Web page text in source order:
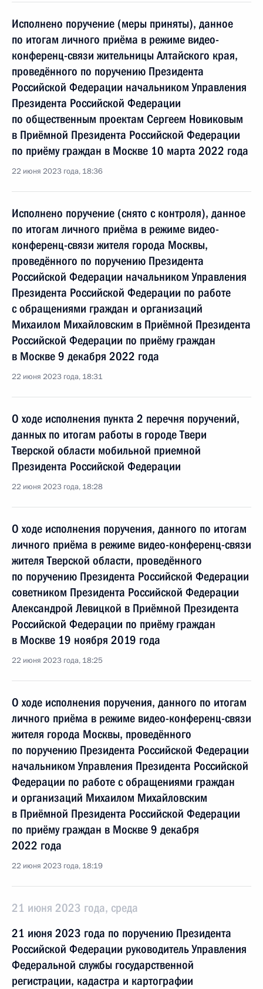
Исполнено поручение (меры приняты), данное
по итогам личного приёма в режиме видео-
конференц-связи жительницы Алтайского края,
проведённого по поручению Президента
Российской Федерации начальником Управления
Президента Российской Федерации
по общественным проектам Сергеем Новиковым
в Приёмной Президента Российской Федерации
по приёму граждан в Москве 10 марта 2022 года
22 июня 2023 года, 18:36
Исполнено поручение (снято с контроля), данное
по итогам личного приёма в режиме видео-
конференц-связи жителя города Москвы,
проведённого по поручению Президента
Российской Федерации начальником Управления
Президента Российской Федерации по работе
с обращениями граждан и организаций
Михаилом Михайловским в Приёмной Президента
Российской Федерации по приёму граждан
в Москве 9 декабря 2022 года
22 июня 2023 года, 18:31
О ходе исполнения пункта 2 перечня поручений,
данных по итогам работы в городе Твери
Тверской области мобильной приемной
Президента Российской Федерации
22 июня 2023 года, 18:28
О ходе исполнения поручения, данного по итогам
личного приёма в режиме видео-конференц-связи
жителя Тверской области, проведённого
по поручению Президента Российской Федерации
советником Президента Российской Федерации
Александрой Левицкой в Приёмной Президента
Российской Федерации по приёму граждан
в Москве 19 ноября 2019 года
22 июня 2023 года, 18:25
О ходе исполнения поручения, данного по итогам
личного приёма в режиме видео-конференц-связи
жителя города Москвы, проведённого
по поручению Президента Российской Федерации
начальником Управления Президента Российской
Федерации по работе с обращениями граждан
и организаций Михаилом Михайловским
в Приёмной Президента Российской Федерации
по приёму граждан в Москве 9 декабря
2022 года
22 июня 2023 года, 18:19
21 июня 2023 года, среда
21 июня 2023 года по поручению Президента
Российской Федерации руководитель Управления
Федеральной службы государственной
регистрации, кадастра и картографии